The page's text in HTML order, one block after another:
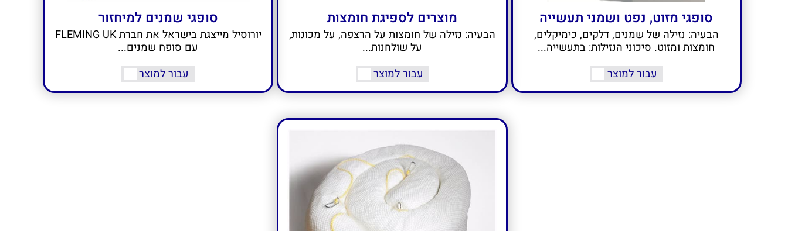
סופגי מזוט, נפט ושמני תעשייה
הבעיה: נזילה של שמנים, דלקים, כימיקלים,
חומצות ומזוט. סיכוני הנזילות: בתעשייה...
עבור למוצר
מוצרים לספיגת חומצות
הבעיה: נזילה של חומצות על הרצפה, על מכונות,
על שולחנות...
עבור למוצר
סופגי שמנים למיחזור
יורוסיל מייצגת בישראל את חברת FLEMING UK
עם סופח שמנים...
עבור למוצר